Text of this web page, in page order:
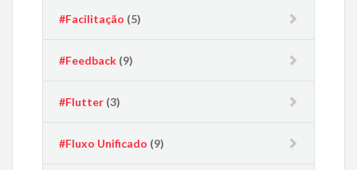
#Facilitação (5)
#Feedback (9)
#Flutter (3)
#Fluxo Unificado (9)